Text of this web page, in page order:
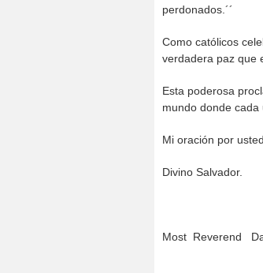
perdonados.´´
Como católicos
verdadera paz que
Esta poderosa
mundo donde
Mi oración por
Divino Salvador.
Most Reverend